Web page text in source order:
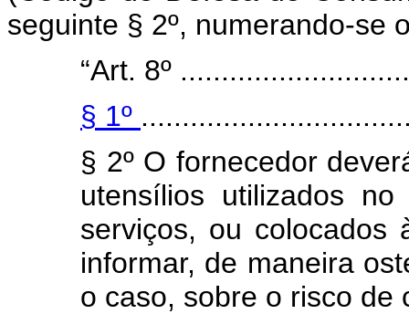
seguinte § 2º, numerando-se
“Art. 8º
§ 1º
§ 2º O fornecedor
utensílios utilizados
serviços, ou colocados
informar, de maneira
o caso, sobre o risco de